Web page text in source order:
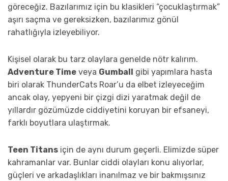
göreceğiz. Bazılarımız için bu klasikleri “çocuklaştırmak”
aşırı saçma ve gereksizken, bazılarımız gönül
rahatlığıyla izleyebiliyor.
Kişisel olarak bu tarz olaylara genelde nötr kalırım.
Adventure Time veya Gumball
gibi yapımlara hasta
biri olarak ThunderCats Roar’u da elbet izleyeceğim
ancak olay, yepyeni bir çizgi dizi yaratmak değil de
yıllardır gözümüzde ciddiyetini koruyan bir efsaneyi,
farklı boyutlara ulaştırmak.
Teen Titans için de aynı durum geçerli. Elimizde süper
kahramanlar var. Bunlar ciddi olayları konu alıyorlar,
güçleri ve arkadaşlıkları inanılmaz ve bir bakmışsınız